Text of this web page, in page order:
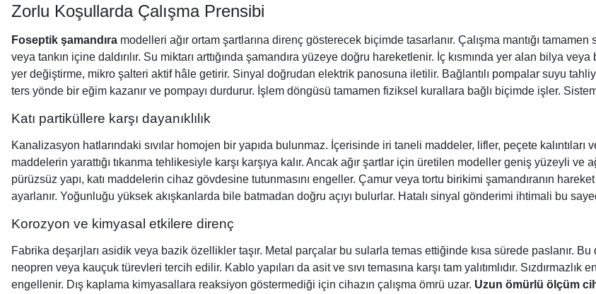
Zorlu Koşullarda Çalışma Prensibi
Foseptik şamandıra modelleri ağır ortam şartlarına direnç gösterecek biçimde tasarlanır. Çalışma mantığı
veya tankın içine daldırılır. Su miktarı arttığında şamandıra yüzeye doğru hareketlenir. İç kısmında yer alan bilya
yer değiştirme, mikro şalteri aktif hâle getirir. Sinyal doğrudan elektrik panosuna iletilir. Bağlantılı pompalar suyu
ters yönde bir eğim kazanır ve pompayı durdurur. İşlem döngüsü tamamen fiziksel kurallara bağlı biçimde işler.
Katı partiküllere karşı dayanıklılık
Kanalizasyon hatlarındaki sıvılar homojen bir yapıda bulunmaz. İçerisinde iri taneli maddeler, lifler, peçete kalıntıları
maddelerin yarattığı tıkanma tehlikesiyle karşı karşıya kalır. Ancak ağır şartlar için üretilen modeller geniş yüzeyli ve
pürüzsüz yapı, katı maddelerin cihaz gövdesine tutunmasını engeller. Çamur veya tortu birikimi şamandıranın
ayarlanır. Yoğunluğu yüksek akışkanlarda bile batmadan doğru açıyı bulurlar. Hatalı sinyal gönderimi ihtimali bu
Korozyon ve kimyasal etkilere direnç
Fabrika deşarjları asidik veya bazik özellikler taşır. Metal parçalar bu sularla temas ettiğinde kısa sürede paslanır.
neopren veya kauçuk türevleri tercih edilir. Kablo yapıları da asit ve sıvı temasına karşı tam yalıtımlıdır.
engellenir. Dış kaplama kimyasallara reaksiyon göstermediği için cihazın çalışma ömrü uzar. Uzun ömürlü ölçüm